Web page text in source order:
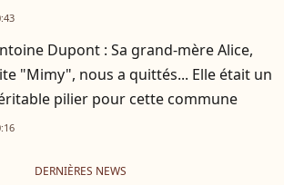
Dupont : Sa grand-mère Alice,
"Mimy", nous a quittés... Elle était un
pilier pour cette commune
DERNIÈRES NEWS